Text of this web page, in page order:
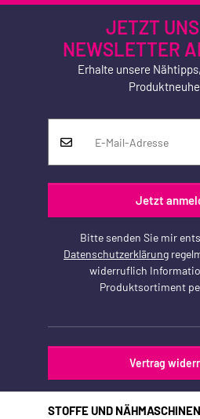
JETZT
NEWSLETTER
Erhalte unsere
Jetzt
Bitte senden Sie mir
Datenschutzerklärung
widerruflich
Produktsortiment
Vertrag
STOFFE UND